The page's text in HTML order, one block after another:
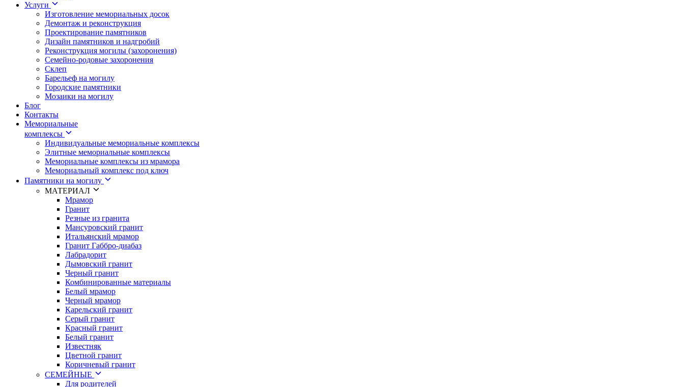
Услуги
Изготовление мемориальных досок
Демонтаж и реконструкция
Проектирование памятников
Дизайн памятников и надгробий
Реконструкция могилы (захоронения)
Семейно-родовые захоронения
Склеп
Барельеф на могилу
Городские памятники
Мозаики на могилу
Блог
Контакты
Мемориальные
комплексы
Индивидуальные мемориальные комплексы
Элитные мемориальные комплексы
Мемориальные комплексы из мрамора
Мемориальный комплекс под ключ
Памятники на могилу
МАТЕРИАЛ
Мрамор
Гранит
Резные из гранита
Мансуровский гранит
Итальянский мрамор
Гранит Габбро-диабаз
Лабрадорит
Дымовский гранит
Черный гранит
Комбинированные материалы
Белый мрамор
Черный мрамор
Карельский гранит
Серый гранит
Красный гранит
Белый гранит
Известняк
Цветной гранит
Коричневый гранит
СЕМЕЙНЫЕ
Для родителей